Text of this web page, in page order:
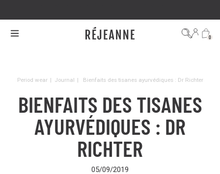
0
Period wear | Journal | Bienfaits des tisanes ayurvédiques : Dr Richter
BIENFAITS DES TISANES
AYURVÉDIQUES : DR
RICHTER
05/09/2019